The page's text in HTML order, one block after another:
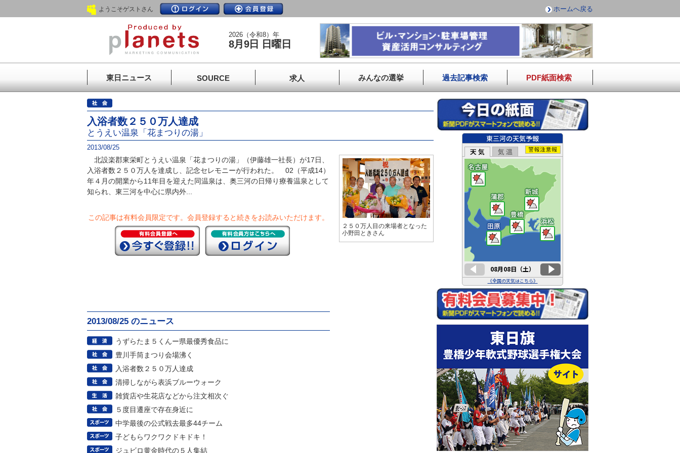
ようこそゲストさん ホームへ戻る
2026（令和8）年
8月9日 日曜日
東日ニュース SOURCE 求人 みんなの選挙 過去記事検索 PDF紙面検索
入浴者数２５０万人達成
とうえい温泉「花まつりの湯」
2013/08/25
北設楽郡東栄町とうえい温泉「花まつりの湯」（伊藤雄一社長）が17日、
入浴者数２５０万人を達成し、記念セレモニーが行われた。 02（平成14）
年４月の開業から11年目を迎えた同温泉は、奥三河の日帰り療養温泉として
知られ、東三河を中心に県内外...
この記事は有料会員限定です。 会員登録すると続きをお読みいただけます。
2013/08/25 のニュース
うずらたま５くんー県最優秀食品に
豊川手筒まつり会場沸く
入浴者数２５０万人達成
清掃しながら表浜ブルーウォーク
雑貨店や生花店などから注文相次ぐ
５度目遷座で存在身近に
中学最後の公式戦去最多44チーム
子どもらワクワクドキドキ！
ジュビロ黄金時代の５人集結
２５０万人目の来場者となった
小野田ときさん